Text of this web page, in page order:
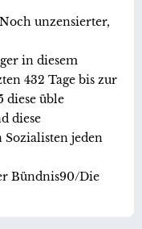
unzensierter,
in diesem
432 Tage bis zur
diese üble
diese
jeden
Bündnis90/Die